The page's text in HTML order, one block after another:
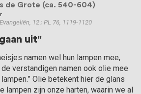
de Grote (ca. 540-604)
12 ; PL 76, 1119-1120
uit"
namen wel hun lampen mee,
verstandigen namen ook olie mee
Olie betekent hier de glans
lampen zijn onze harten, waarin we al